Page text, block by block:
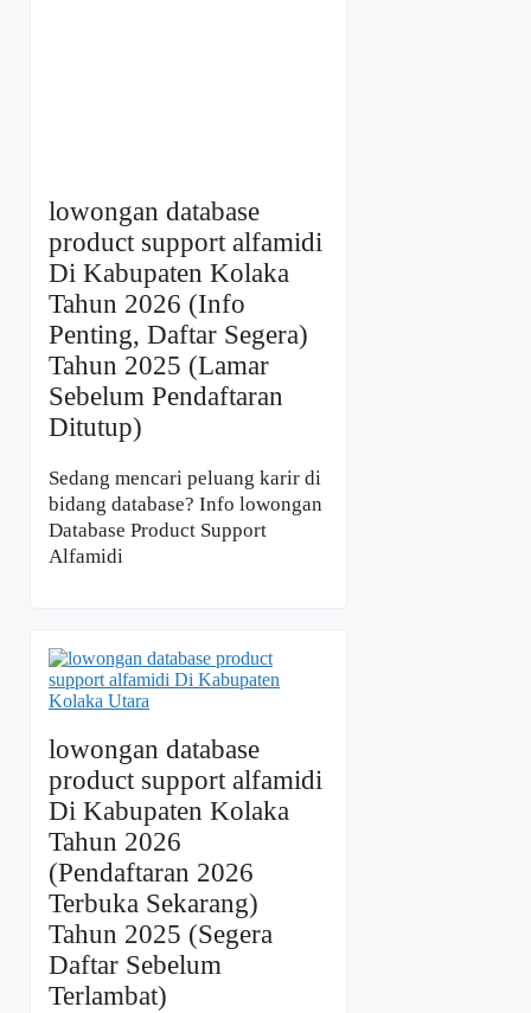
lowongan database
product support alfamidi
Di Kabupaten Kolaka
Tahun 2026 (Info
Penting, Daftar Segera)
Tahun 2025 (Lamar
Sebelum Pendaftaran
Ditutup)
Sedang mencari peluang karir di
bidang database? Info lowongan
Database Product Support
Alfamidi
lowongan database
product support alfamidi
Di Kabupaten Kolaka
Tahun 2026
(Pendaftaran 2026
Terbuka Sekarang)
Tahun 2025 (Segera
Daftar Sebelum
Terlambat)